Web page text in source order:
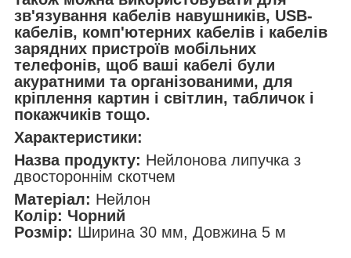
зв'язування кабелів навушників, USB-
кабелів, комп'ютерних кабелів і кабелів
зарядних пристроїв мобільних
телефонів, щоб ваші кабелі були
акуратними та організованими, для
кріплення картин і світлин, табличок і
покажчиків тощо.
Характеристики:
Назва продукту: Нейлонова липучка з
двостороннім скотчем
Матеріал: Нейлон
Колір: Чорний
Розмір: Ширина 30 мм, Довжина 5 м